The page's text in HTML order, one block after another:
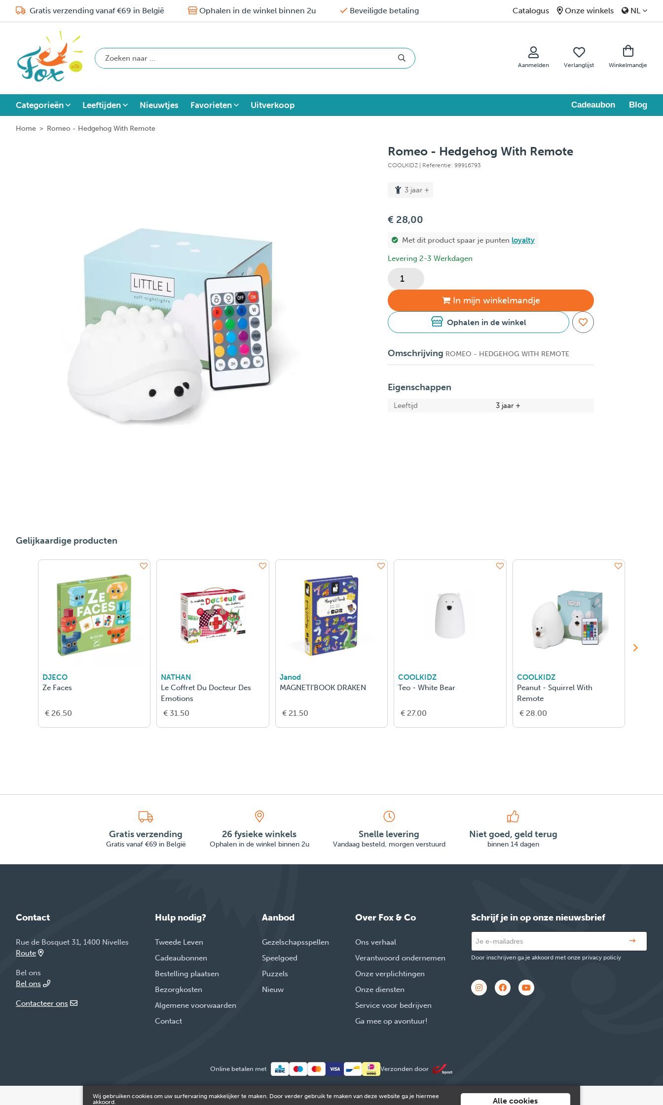
Gratis verzending vanaf €69 in België Ophalen in de winkel binnen 2u Beveiligde betaling Catalogus Onze winkels NL
Aanmelden Verlanglijst Winkelmandje
Categorieën Leeftijden Nieuwtjes Favorieten Uitverkoop Cadeaubon Blog
Home > Romeo - Hedgehog With Remote
Romeo - Hedgehog With Remote
COOLKIDZ | Referentie: 99916793
3 jaar +
€ 28,00
Met dit product spaar je punten loyalty
Levering 2-3 Werkdagen
In mijn winkelmandje
Ophalen in de winkel
Omschrijving ROMEO - HEDGEHOG WITH REMOTE
Eigenschappen
Leeftijd 3 jaar +
Gelijkaardige producten
DJECO
Ze Faces
€ 26.50
NATHAN
Le Coffret Du Docteur Des
Emotions
€ 31.50
Janod
MAGNETI'BOOK DRAKEN
€ 21.50
COOLKIDZ
Teo - White Bear
€ 27.00
COOLKIDZ
Peanut - Squirrel With
Remote
€ 28.00
Gratis verzending
Gratis vanaf €69 in België
26 fysieke winkels
Ophalen in de winkel binnen 2u
Snelle levering
Vandaag besteld, morgen verstuurd
Niet goed, geld terug
binnen 14 dagen
Contact
Rue de Bosquet 31, 1400 Nivelles
Route
Bel ons
Bel ons
Contacteer ons
Hulp nodig?
Tweede Leven
Cadeaubonnen
Bestelling plaatsen
Bezorgkosten
Algemene voorwaarden
Contact
Aanbod
Gezelschapsspellen
Speelgoed
Puzzels
Nieuw
Over Fox & Co
Ons verhaal
Verantwoord ondernemen
Onze verplichtingen
Onze diensten
Service voor bedrijven
Ga mee op avontuur!
Schrijf je in op onze nieuwsbrief
Door inschrijven ga je akkoord met onze privacy policiy
Online betalen met Verzonden door
© 2026 FOX & Cie Ondernemingsnr: 0551.965.335 Powered byTilroy.
Wij gebruiken cookies om uw surfervaring makkelijker te maken. Door verder gebruik te maken van deze website ga je hiermee
akkoord.
Alle cookies